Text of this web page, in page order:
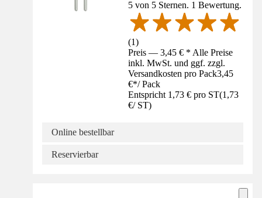
5 von 5 Sternen. 1 Bewertung.
(1)
Preis — 3,45 € * Alle Preise
inkl. MwSt. und ggf. zzgl.
Versandkosten pro Pack3,45
€*/ Pack
Entspricht 1,73 € pro ST(1,73
€/ ST)
Online bestellbar
Reservierbar